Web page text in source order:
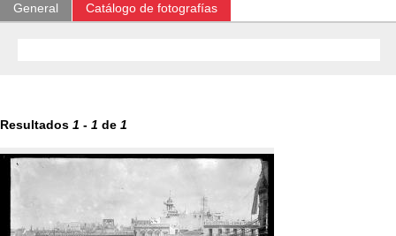
General Catálogo de fotografías
Resultados 1 - 1 de 1